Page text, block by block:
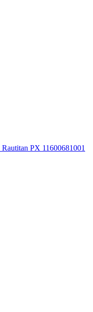
PX 11600681001